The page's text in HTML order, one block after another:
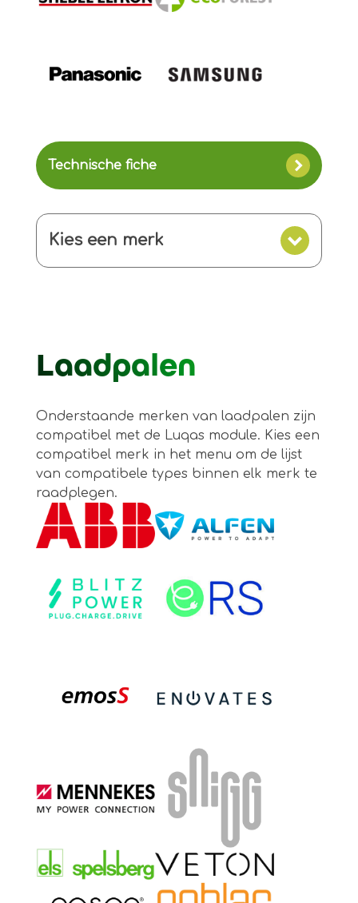
Technische fiche
Kies een merk
Laadpalen
Onderstaande merken van laadpalen zijn
compatibel met de Luqas module. Kies een
compatibel merk in het menu om de lijst
van compatibele types binnen elk merk te
raadplegen.